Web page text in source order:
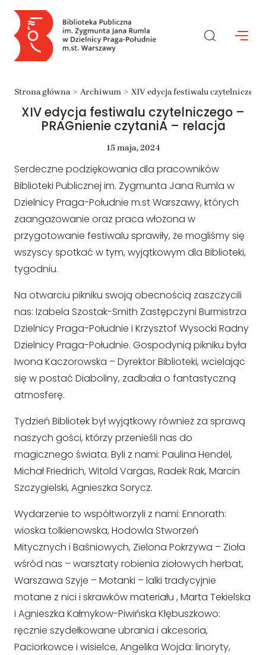
Przejdź
do
treści
Strona główna Archiwum XIV edycja festiwalu czytelniczego
XIV edycja festiwalu czytelniczego –
PRAGnienie czytaniA – relacja
15 maja, 2024
Serdeczne podziękowania dla pracowników
Biblioteki Publicznej im. Zygmunta Jana Rumla w
Dzielnicy Praga-Południe m.st Warszawy, których
zaangażowanie oraz praca włożona w
przygotowanie festiwalu sprawiły, że mogliśmy się
wszyscy spotkać w tym, wyjątkowym dla Biblioteki,
tygodniu.
Na otwarciu pikniku swoją obecnością zaszczycili
nas: Izabela Szostak-Smith Zastępczyni Burmistrza
Dzielnicy Praga-Południe i Krzysztof Wysocki Radny
Dzielnicy Praga-Południe. Gospodynią pikniku była
Iwona Kaczorowska – Dyrektor Biblioteki, wcielając
się w postać Diaboliny, zadbała o fantastyczną
atmosferę.
Tydzień Bibliotek był wyjątkowy również za sprawą
naszych gości, którzy przenieśli nas do
magicznego świata. Byli z nami: Paulina Hendel,
Michał Friedrich, Witold Vargas, Radek Rak, Marcin
Szczygielski, Agnieszka Sorycz.
Wydarzenie to współtworzyli z nami: Ennorath:
wioska tolkienowska, Hodowla Stworzeń
Mitycznych i Baśniowych, Zielona Pokrzywa – Zioła
wśród nas – warsztaty robienia ziołowych herbat,
Warszawa Szyje – Motanki – lalki tradycyjnie
motane z nici i skrawków materiału , Marta Tekielska
i Agnieszka Kałmykow-Piwińska Kłębuszkowo:
ręcznie szydełkowane ubrania i akcesoria,
Paciorkowce i wisielce, Angelika Wojda: linoryty,